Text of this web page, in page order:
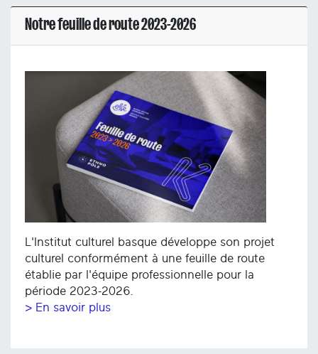
Notre feuille de route 2023-2026
L'Institut culturel basque développe son projet
culturel conformément à une feuille de route
établie par l'équipe professionnelle pour la
période 2023-2026.
> En savoir plus